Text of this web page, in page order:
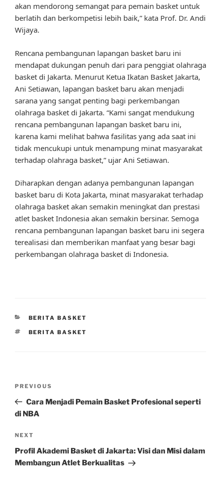
akan mendorong semangat para pemain basket untuk
berlatih dan berkompetisi lebih baik,” kata Prof. Dr. Andi
Wijaya.
Rencana pembangunan lapangan basket baru ini
mendapat dukungan penuh dari para penggiat olahraga
basket di Jakarta. Menurut Ketua Ikatan Basket Jakarta,
Ani Setiawan, lapangan basket baru akan menjadi
sarana yang sangat penting bagi perkembangan
olahraga basket di Jakarta. “Kami sangat mendukung
rencana pembangunan lapangan basket baru ini,
karena kami melihat bahwa fasilitas yang ada saat ini
tidak mencukupi untuk menampung minat masyarakat
terhadap olahraga basket,” ujar Ani Setiawan.
Diharapkan dengan adanya pembangunan lapangan
basket baru di Kota Jakarta, minat masyarakat terhadap
olahraga basket akan semakin meningkat dan prestasi
atlet basket Indonesia akan semakin bersinar. Semoga
rencana pembangunan lapangan basket baru ini segera
terealisasi dan memberikan manfaat yang besar bagi
perkembangan olahraga basket di Indonesia.
CATEGORIES
BERITA BASKET
TAGS
BERITA BASKET
Previous
Post
PREVIOUS
Cara Menjadi Pemain Basket Profesional seperti
di NBA
Next
Post
NEXT
Profil Akademi Basket di Jakarta: Visi dan Misi dalam
Membangun Atlet Berkualitas